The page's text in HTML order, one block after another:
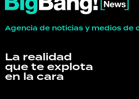
Agencia de noticias y medios de
La realidad
que te explota
en la cara